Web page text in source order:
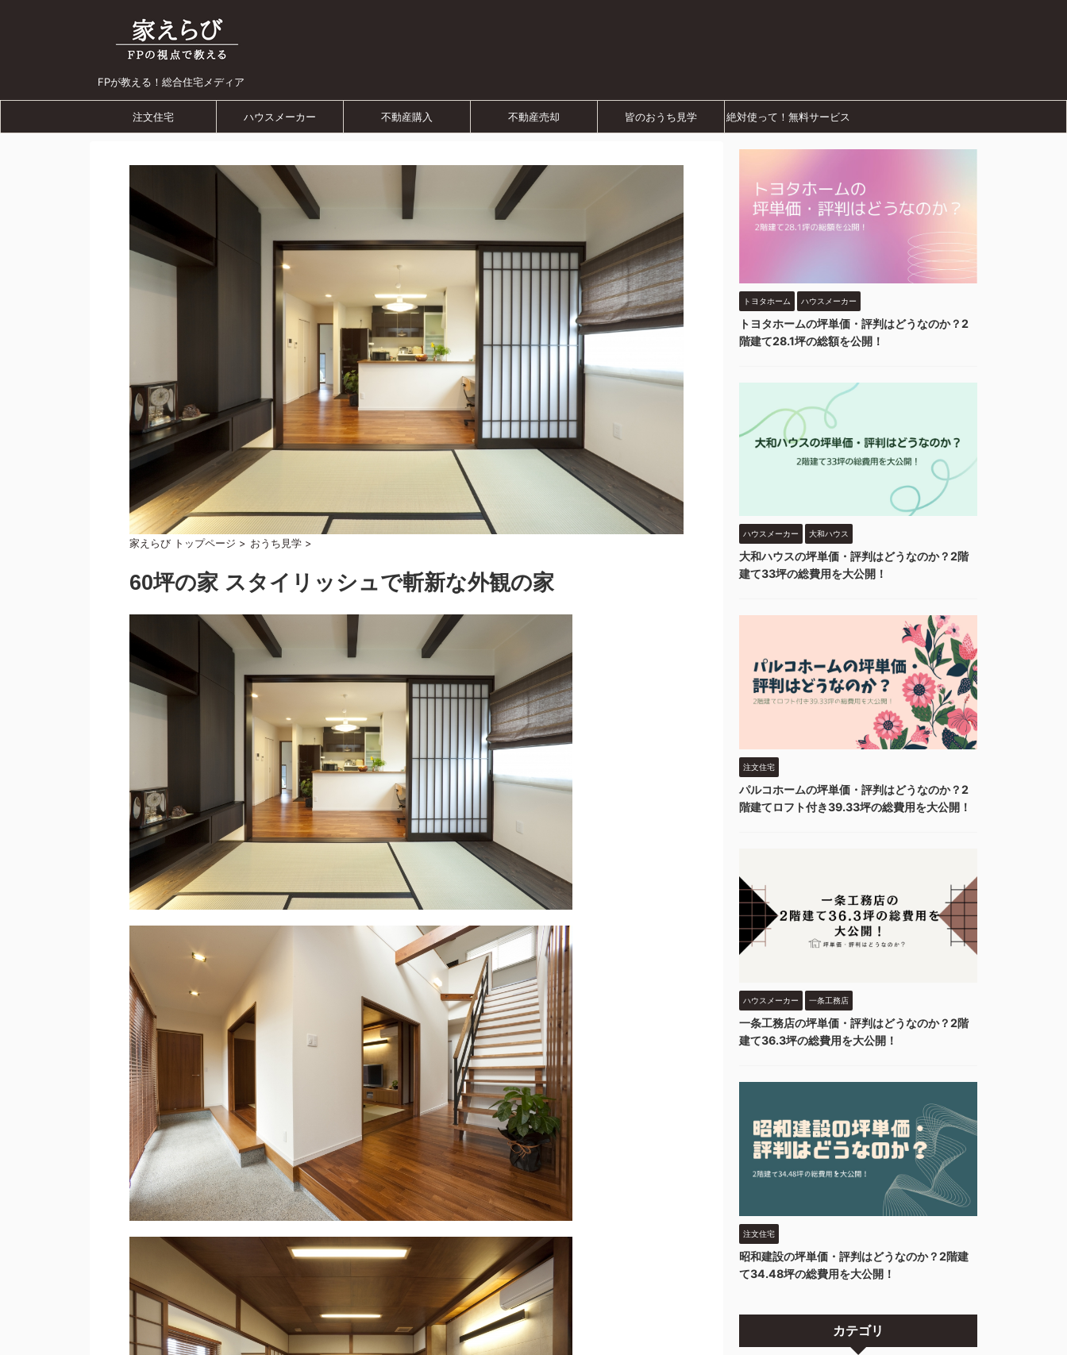
FPが教える！総合住宅メディア
注文住宅 ハウスメーカー 不動産購入 不動産売却 皆のおうち見学 絶対使って！無料サービス
家えらび トップページ > おうち見学 >
60坪の家 スタイリッシュで斬新な外観の家
トヨタホーム ハウスメーカー
トヨタホームの坪単価・評判はどうなのか？2
階建て28.1坪の総額を公開！
ハウスメーカー 大和ハウス
大和ハウスの坪単価・評判はどうなのか？2階
建て33坪の総費用を大公開！
注文住宅
パルコホームの坪単価・評判はどうなのか？2
階建てロフト付き39.33坪の総費用を大公開！
ハウスメーカー 一条工務店
一条工務店の坪単価・評判はどうなのか？2階
建て36.3坪の総費用を大公開！
注文住宅
昭和建設の坪単価・評判はどうなのか？2階建
て34.48坪の総費用を大公開！
カテゴリ